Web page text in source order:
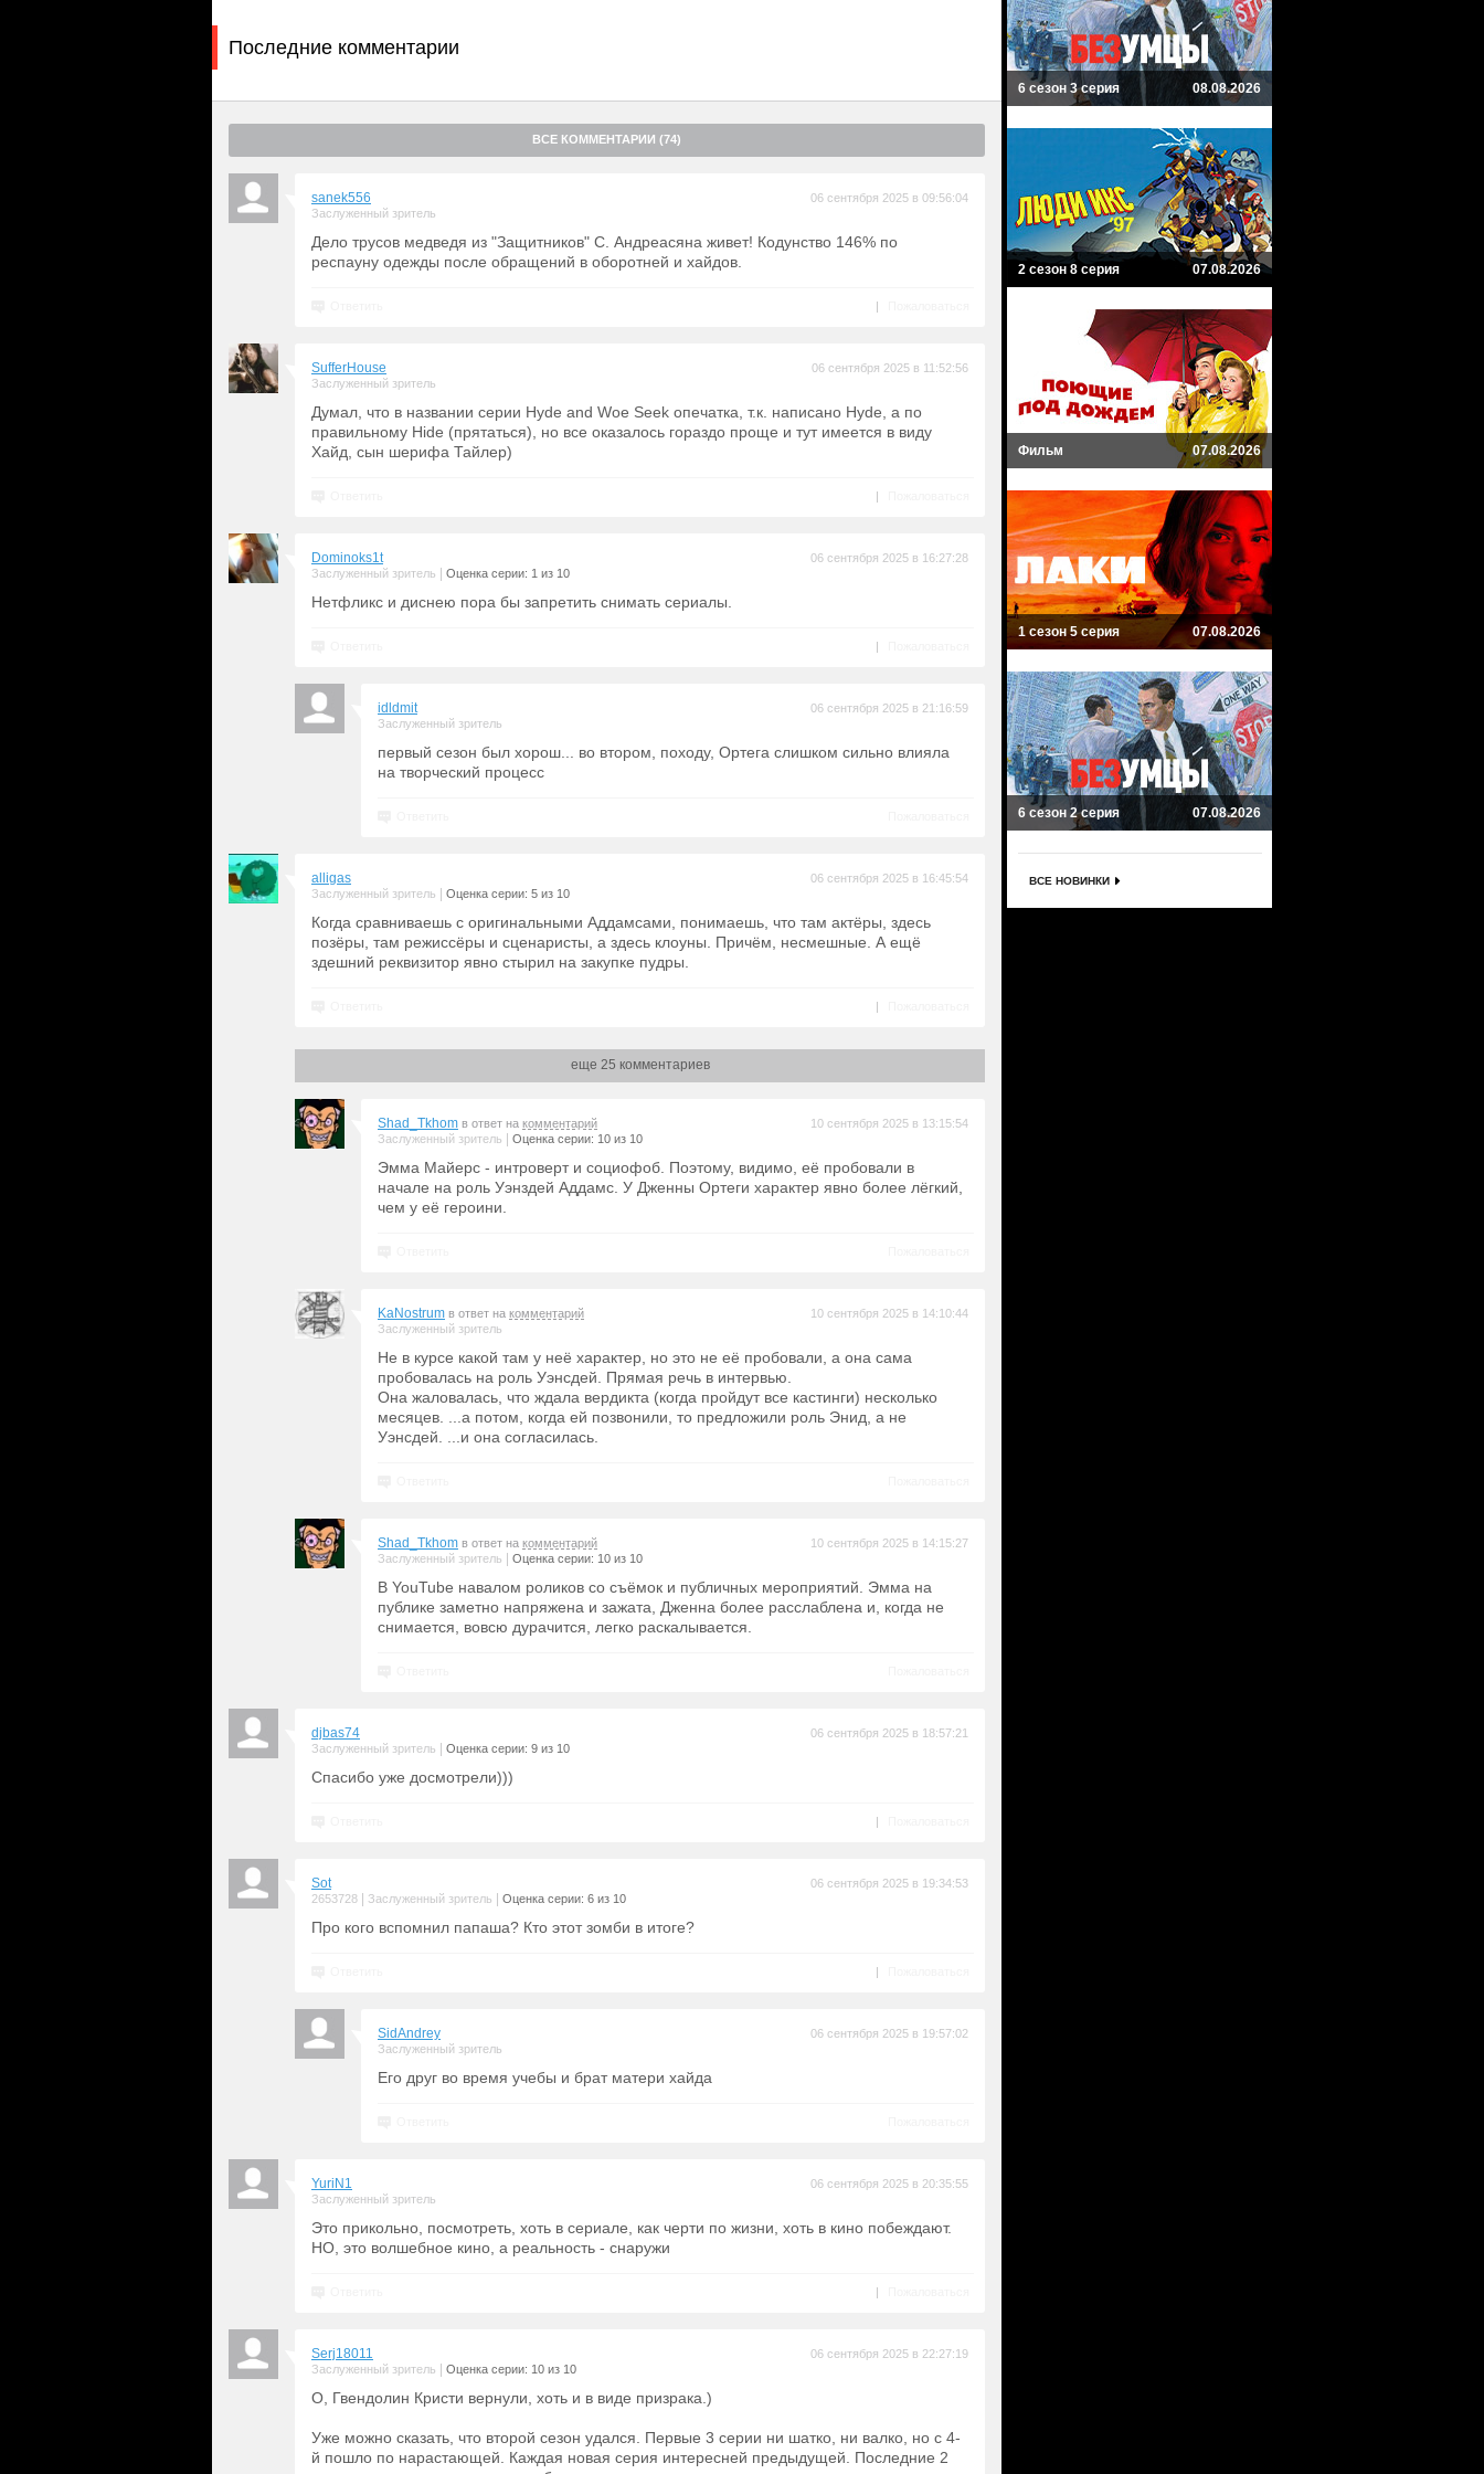
Последние комментарии
ВСЕ КОММЕНТАРИИ (74)
sanek556
Заслуженный зритель
06 сентября 2025 в 09:56:04
Дело трусов медведя из "Защитников" С. Андреасяна живет! Кодунство 146% по
респауну одежды после обращений в оборотней и хайдов.
|
SufferHouse
Заслуженный зритель
06 сентября 2025 в 11:52:56
Думал, что в названии серии Hyde and Woe Seek опечатка, т.к. написано Hyde, а по
правильному Hide (прятаться), но все оказалось гораздо проще и тут имеется в виду
Хайд, сын шерифа Тайлер)
|
Dominoks1t
Заслуженный зритель Оценка серии: 1 из 10
06 сентября 2025 в 16:27:28
Нетфликс и диснею пора бы запретить снимать сериалы.
|
idldmit
Заслуженный зритель
06 сентября 2025 в 21:16:59
первый сезон был хорош... во втором, походу, Ортега слишком сильно влияла
на творческий процесс
alligas
Заслуженный зритель Оценка серии: 5 из 10
06 сентября 2025 в 16:45:54
Когда сравниваешь с оригинальными Аддамсами, понимаешь, что там актёры, здесь
позёры, там режиссёры и сценаристы, а здесь клоуны. Причём, несмешные. А ещё
здешний реквизитор явно стырил на закупке пудры.
|
еще 25 комментариев
Shad_Tkhom в ответ на комментарий
Заслуженный зритель
Оценка серии: 10 из 10
10 сентября 2025 в 13:15:54
Эмма Майерс - интроверт и социофоб. Поэтому, видимо, её пробовали в
начале на роль Уэнздей Аддамс. У Дженны Ортеги характер явно более лёгкий,
чем у её героини.
KaNostrum в ответ на комментарий
Заслуженный зритель
10 сентября 2025 в 14:10:44
Не в курсе какой там у неё характер, но это не её пробовали, а она сама
пробовалась на роль Уэнсдей. Прямая речь в интервью.
Она жаловалась, что ждала вердикта (когда пройдут все кастинги) несколько
месяцев. ...а потом, когда ей позвонили, то предложили роль Энид, а не
Уэнсдей. ...и она согласилась.
Shad_Tkhom в ответ на комментарий
Заслуженный зритель
Оценка серии: 10 из 10
10 сентября 2025 в 14:15:27
В YouTube навалом роликов со съёмок и публичных мероприятий. Эмма на
публике заметно напряжена и зажата, Дженна более расслаблена и, когда не
снимается, вовсю дурачится, легко раскалывается.
djbas74
Заслуженный зритель Оценка серии: 9 из 10
06 сентября 2025 в 18:57:21
Спасибо уже досмотрели)))
|
Sot
2653728 Заслуженный зритель Оценка серии: 6 из 10
06 сентября 2025 в 19:34:53
Про кого вспомнил папаша? Кто этот зомби в итоге?
|
SidAndrey
Заслуженный зритель
06 сентября 2025 в 19:57:02
Его друг во время учебы и брат матери хайда
YuriN1
Заслуженный зритель
06 сентября 2025 в 20:35:55
Это прикольно, посмотреть, хоть в сериале, как черти по жизни, хоть в кино побеждают.
НО, это волшебное кино, а реальность - снаружи
|
Serj18011
Заслуженный зритель Оценка серии: 10 из 10
06 сентября 2025 в 22:27:19
О, Гвендолин Кристи вернули, хоть и в виде призрака.)
Уже можно сказать, что второй сезон удался. Первые 3 серии ни шатко, ни валко, но с 4-
й пошло по нарастающей. Каждая новая серия интересней предыдущей. Последние 2
6 сезон 3 серия 08.08.2026
2 сезон 8 серия 07.08.2026
Фильм 07.08.2026
1 сезон 5 серия 07.08.2026
6 сезон 2 серия 07.08.2026
ВСЕ НОВИНКИ